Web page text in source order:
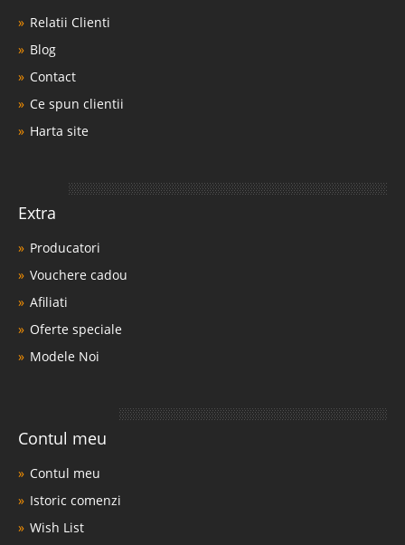
Relatii Clienti
Blog
Contact
Ce spun clientii
Harta site
Extra
Producatori
Vouchere cadou
Afiliati
Oferte speciale
Modele Noi
Contul meu
Contul meu
Istoric comenzi
Wish List